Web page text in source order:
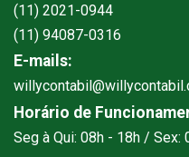
(11) 2021-0944
(11) 94087-0316
E-mails:
Horário de
Seg à Qui: 08h - 18h / Sex: